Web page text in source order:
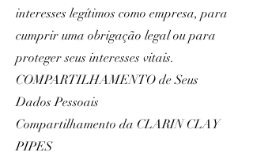
interesses legítimos como empresa, para
cumprir uma obrigação legal ou para
proteger seus interesses vitais.
COMPARTILHAMENTO de Seus
Dados Pessoais
Compartilhamento da CLARIN CLAY
PIPES